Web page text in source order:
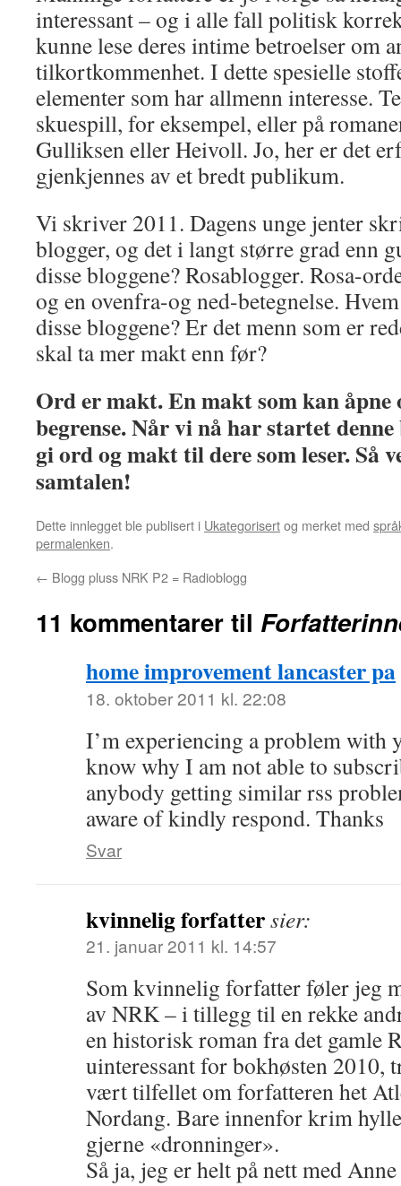
interessant – og i alle fall politisk
kunne lese deres intime betroelser om
tilkortkommenhet. I dette spesielle
elementer som har allmenn interesse.
skuespill, for eksempel, eller på
Gulliksen eller Heivoll. Jo, her er det
gjenkjennes av et bredt publikum.
Vi skriver 2011. Dagens unge jenter
blogger, og det i langt større grad enn
disse bloggene? Rosablogger. Rosa-
og en ovenfra-og ned-betegnelse.
disse bloggene? Er det menn som er
skal ta mer makt enn før?
Ord er makt. En makt som kan åpne
begrense. Når vi nå har startet
gi ord og makt til dere som leser. Så
samtalen!
Dette innlegget ble publisert i Ukategorisertog merket med
permalenken.
← Blogg pluss NRK P2 = Radioblogg
11 kommentarer til
home improvement lancaster pa
18. oktober 2011 kl. 22:08
I’m experiencing a problem with
know why I am not able to
anybody getting similar rss
aware of kindly respond. Thanks
Svar
kvinnelig forfattersier:
21. januar 2011 kl. 14:57
Som kvinnelig forfatter føler jeg
av NRK – i tillegg til en rekke
en historisk roman fra det gamle
uinteressant for bokhøsten 2010,
vært tilfellet om forfatteren het
Nordang. Bare innenfor krim
gjerne «dronninger».
Så ja, jeg er helt på nett med